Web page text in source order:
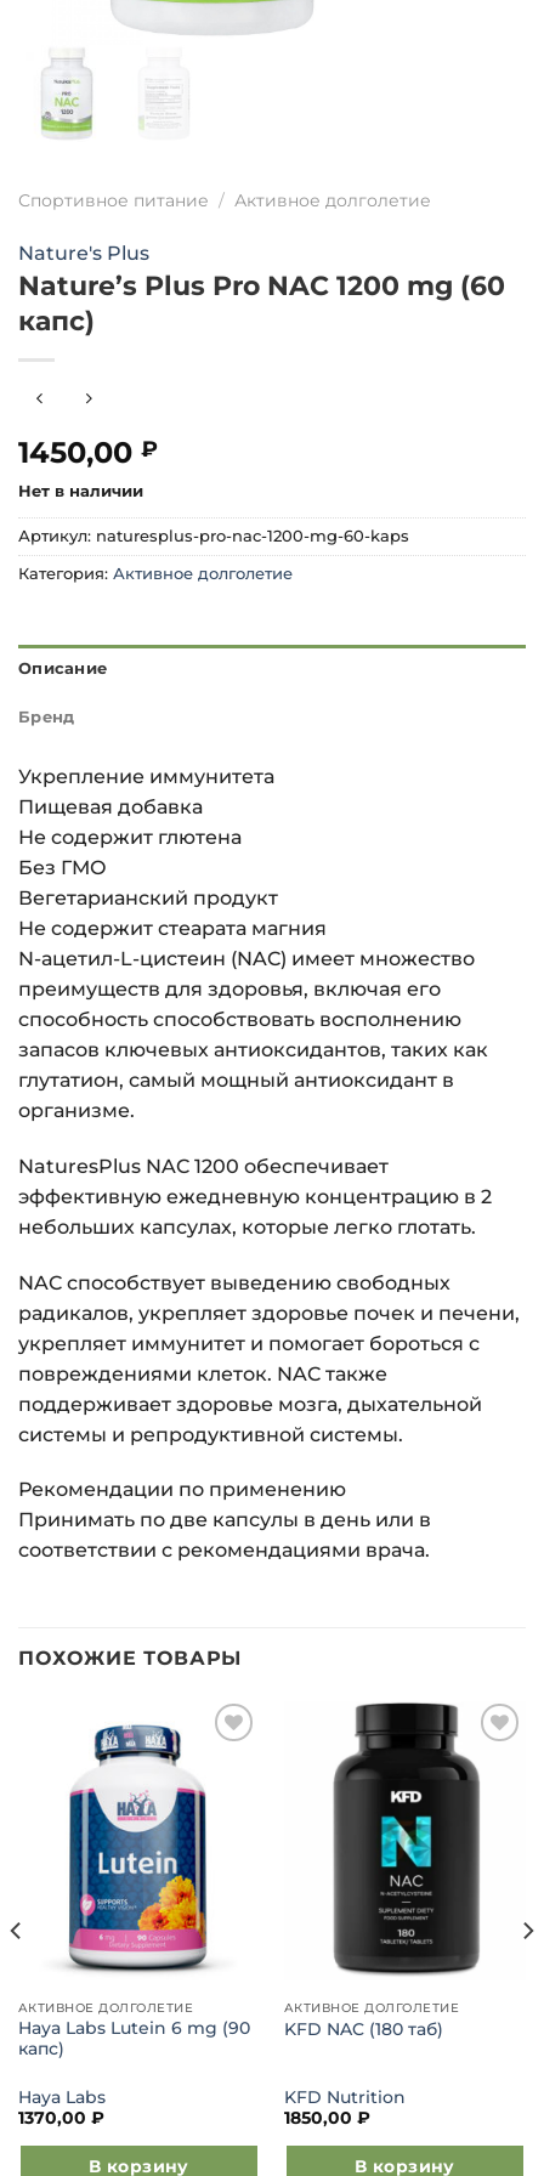
Спортивное питание / Активное долголетие
Nature's Plus
Nature’s Plus Pro NAC 1200 mg (60
капс)
1450,00 ₽
Нет в наличии
Артикул: naturesplus-pro-nac-1200-mg-60-kaps
Категория: Активное долголетие
Описание
Бренд
Укрепление иммунитета
Пищевая добавка
Не содержит глютена
Без ГМО
Вегетарианский продукт
Не содержит стеарата магния
N-ацетил-L-цистеин (NAC) имеет множество
преимуществ для здоровья, включая его
способность способствовать восполнению
запасов ключевых антиоксидантов, таких как
глутатион, самый мощный антиоксидант в
организме.
NaturesPlus NAC 1200 обеспечивает
эффективную ежедневную концентрацию в 2
небольших капсулах, которые легко глотать.
NAC способствует выведению свободных
радикалов, укрепляет здоровье почек и печени,
укрепляет иммунитет и помогает бороться с
повреждениями клеток. NAC также
поддерживает здоровье мозга, дыхательной
системы и репродуктивной системы.
Рекомендации по применению
Принимать по две капсулы в день или в
соответствии с рекомендациями врача.
ПОХОЖИЕ ТОВАРЫ
Добавить
в список
желаний
АКТИВНОЕ ДОЛГОЛЕТИЕ
Haya Labs Lutein 6 mg (90
капс)
Haya Labs
1370,00 ₽
В корзину
Добавить
в список
АКТИВНОЕ ДОЛГОЛЕТИЕ
KFD NAC (180 таб)
KFD Nutrition
1850,00 ₽
В корзину